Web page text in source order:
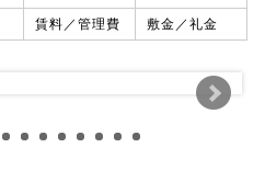
賃料／管理費 敷金／礼金